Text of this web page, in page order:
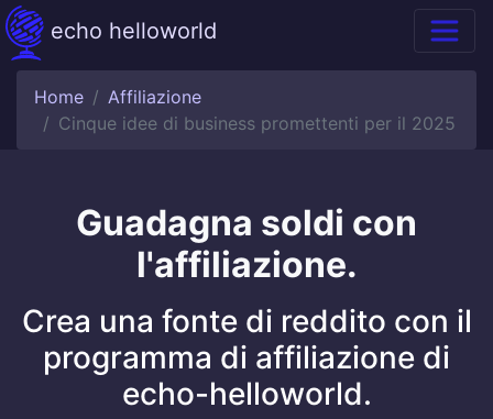
echo helloworld
Home
Affiliazione
Cinque idee di business promettenti per il 2025
Guadagna soldi con
l'affiliazione.
Crea una fonte di reddito con il
programma di affiliazione di
echo-helloworld.